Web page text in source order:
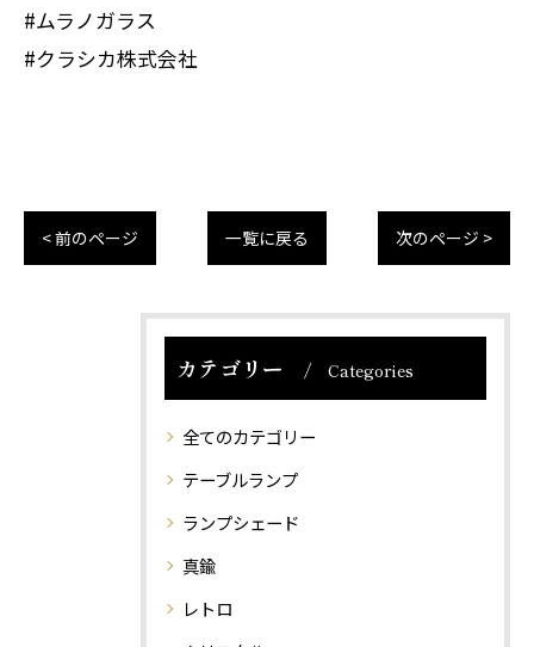
#ムラノガラス
#クラシカ株式会社
< 前のページ 一覧に戻る 次のページ >
カテゴリー Categories
全てのカテゴリー
テーブルランプ
ランプシェード
真鍮
レトロ